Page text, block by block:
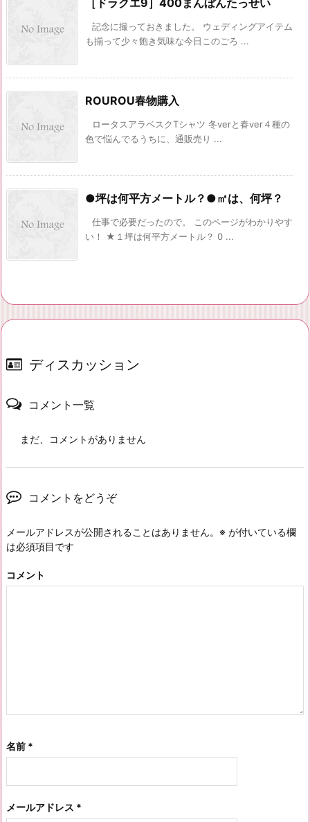
記念に撮っておきました。 ウェディングアイテム
も揃って少々飽き気味な今日このごろ ...
ROUROU春物購入
ロータスアラベスクTシャツ 冬verと春ver４種の
色で悩んでるうちに、通販売り ...
●坪は何平方メートル？●㎡は、何坪？
仕事で必要だったので。 このページがわかりやす
い！ ★１坪は何平方メートル？ 0 ...
ディスカッション
コメント一覧
まだ、コメントがありません
コメントをどうぞ
メールアドレスが公開されることはありません。 ※ が付いている欄
は必須項目です
コメント
名前 *
メールアドレス *